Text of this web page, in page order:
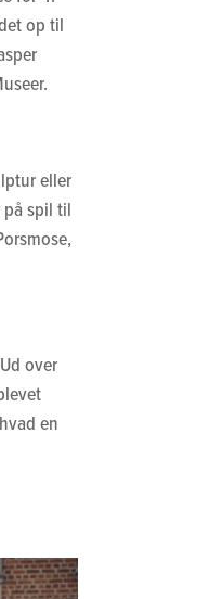
op til
eller
spil til
over
en